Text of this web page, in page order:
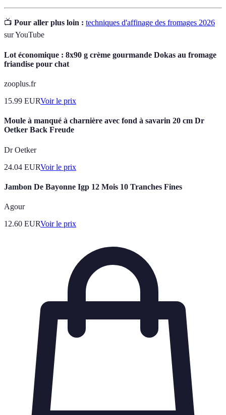
📺 Pour aller plus loin : techniques d'affinage des fromages 2026
sur YouTube
Lot économique : 8x90 g crème gourmande Dokas au fromage
friandise pour chat
zooplus.fr
15.99 EURVoir le prix
Moule à manqué à charnière avec fond à savarin 20 cm Dr
Oetker Back Freude
Dr Oetker
24.04 EURVoir le prix
Jambon De Bayonne Igp 12 Mois 10 Tranches Fines
Agour
12.60 EURVoir le prix